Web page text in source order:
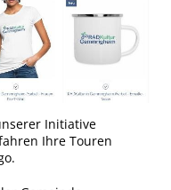
Initiative
Ihre Touren